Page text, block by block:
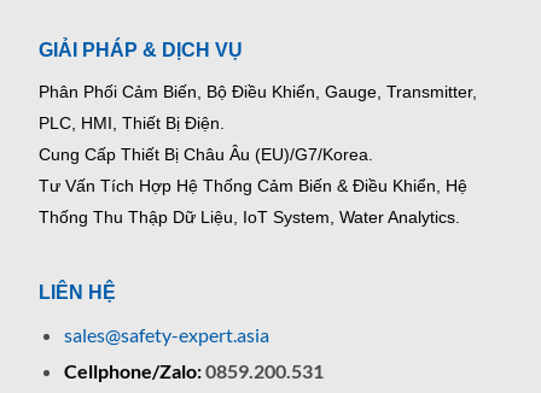
GIẢI PHÁP & DỊCH VỤ
Phân Phối Cảm Biến, Bộ Điều Khiển, Gauge, Transmitter,
PLC, HMI, Thiết Bị Điện.
Cung Cấp Thiết Bị Châu Âu (EU)/G7/Korea.
Tư Vấn Tích Hợp Hệ Thống Cảm Biến & Điều Khiển, Hệ
Thống Thu Thập Dữ Liệu, IoT System, Water Analytics.
LIÊN HỆ
sales@safety-expert.asia
Cellphone/Zalo:0859.200.531